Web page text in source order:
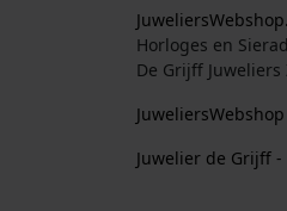
Horloges en
De Grijff
Juwelier de Grijff